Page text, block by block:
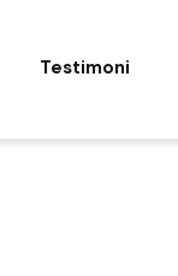
Testimoni